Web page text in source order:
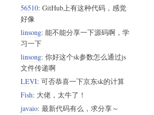
56510: GitHub上有这种代码，感觉
好像
linsong: 能不能分享一下源码啊，学
习一下
linsong: 你好这个sk参数怎么通过js
文件传递啊
LEVI: 可否恭喜一下京东sk的计算
Fish: 大佬，太牛了！
javaio: 最新代码有么，求分享～